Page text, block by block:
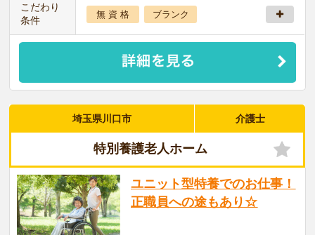
こだわり
条件
無 資 格 ブランク
埼玉県川口市 介護士
特別養護老人ホーム
ユニット型特養でのお仕事！
正職員への途もあり☆